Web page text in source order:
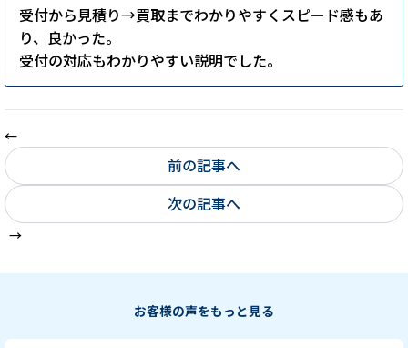
受付から見積り→買取までわかりやすくスピード感もあ
り、良かった。
受付の対応もわかりやすい説明でした。
前の記事へ
次の記事へ
お客様の声をもっと見る